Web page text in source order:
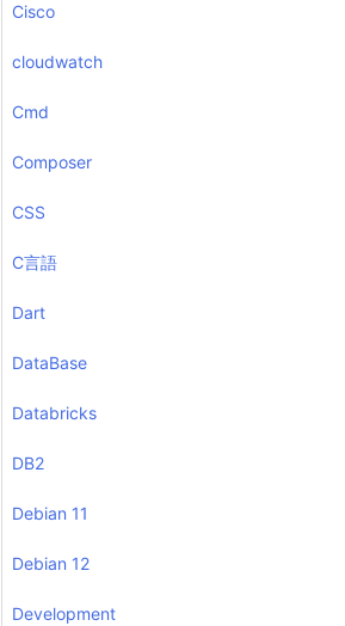
Cisco
cloudwatch
Cmd
Composer
CSS
C言語
Dart
DataBase
Databricks
DB2
Debian 11
Debian 12
Development